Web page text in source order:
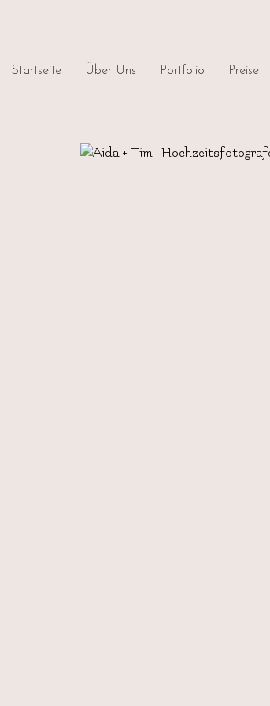
Startseite Über Uns Portfolio Preise